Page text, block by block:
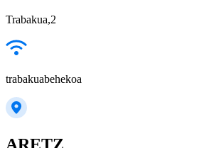
Trabakua,2
trabakuabehekoa